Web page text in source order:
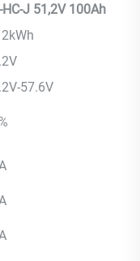
J 51,2V 100Ah
57.6V